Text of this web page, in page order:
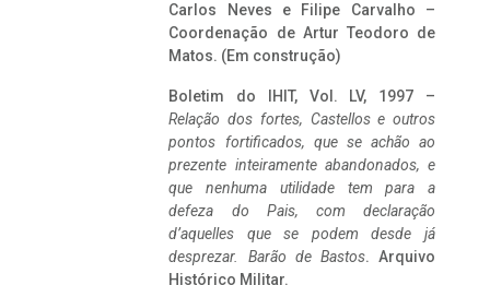
Carlos Neves e Filipe Carvalho –
Coordenação de Artur Teodoro de
Matos. (Em construção)
Boletim do IHIT, Vol. LV, 1997 –
Relação dos fortes, Castellos e outros
pontos fortificados, que se achão ao
prezente inteiramente abandonados, e
que nenhuma utilidade tem para a
defeza do Pais, com declaração
d’aquelles que se podem desde já
desprezar. Barão de Bastos. Arquivo
Histórico Militar.